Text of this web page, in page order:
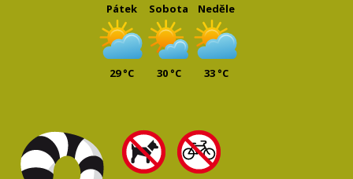
Pátek
29 °C
Sobota
30 °C
Neděle
33 °C